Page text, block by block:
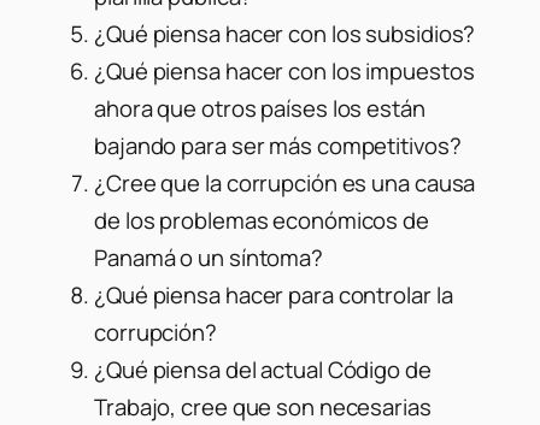
¿Qué piensa hacer con los subsidios?
¿Qué piensa hacer con los impuestos
ahora que otros países los están
bajando para ser más competitivos?
¿Cree que la corrupción es una causa
de los problemas económicos de
Panamá o un síntoma?
¿Qué piensa hacer para controlar la
corrupción?
¿Qué piensa del actual Código de
Trabajo, cree que son necesarias